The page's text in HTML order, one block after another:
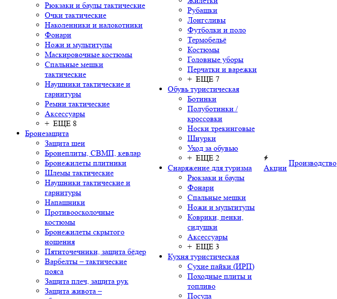
Рюкзаки и баулы тактические
Очки тактические
Наколенники и налокотники
Фонари
Ножи и мультитулы
Маскировочные костюмы
Спальные мешки
тактические
Наушники тактические и
гарнитуры
Ремни тактические
Аксессуары
+ ЕЩЕ 8
Бронезащита
Защита шеи
Бронеплиты, СВМП, кевлар
Бронежилеты плитники
Шлемы тактические
Наушники тактические и
гарнитуры
Напашники
Противоосколочные
костюмы
Бронежилеты скрытого
ношения
Пятиточечники, защита бёдер
Варбелты – тактические
пояса
Защита плеч, защита рук
Защита живота –
Рубашки
Лонгсливы
Футболки и поло
Термобельё
Костюмы
Головные уборы
Перчатки и варежки
+ ЕЩЕ 7
Обувь туристическая
Ботинки
Полуботинки /
кроссовки
Носки трекинговые
Шнурки
Уход за обувью
+ ЕЩЕ 2
Снаряжение для туризма
Рюкзаки и баулы
Фонари
Спальные мешки
Ножи и мультитулы
Коврики, пенки,
сидушки
Аксессуары
+ ЕЩЕ 3
Кухня туристическая
Сухие пайки (ИРП)
Походные плиты и
топливо
Посуда
Акции
Производство